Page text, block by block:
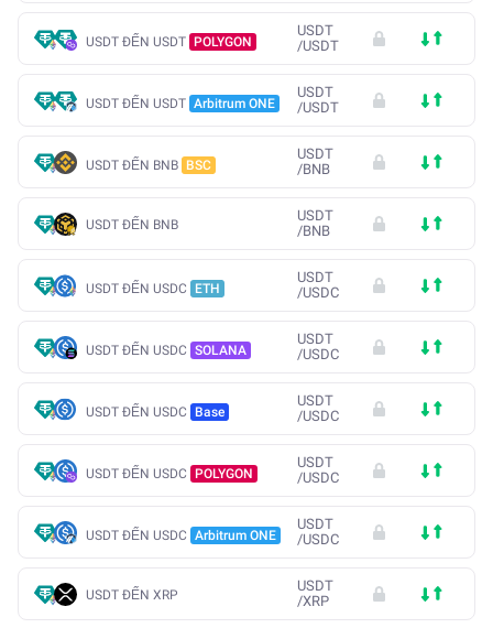
USDT ĐẾN USDT POLYGON
USDT
/USDT
USDT ĐẾN USDT Arbitrum ONE
USDT
/USDT
USDT ĐẾN BNB BSC
USDT
/BNB
USDT ĐẾN BNB
USDT
/BNB
USDT ĐẾN USDC ETH
USDT
/USDC
USDT ĐẾN USDC SOLANA
USDT
/USDC
USDT ĐẾN USDC Base
USDT
/USDC
USDT ĐẾN USDC POLYGON
USDT
/USDC
USDT ĐẾN USDC Arbitrum ONE
USDT
/USDC
USDT ĐẾN XRP
USDT
/XRP